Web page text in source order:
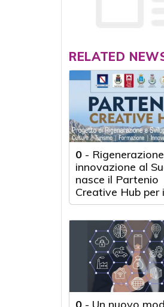
RELATED
0 -
innovazione al
nasce il Partenio
Creative Hub per
rilancio del